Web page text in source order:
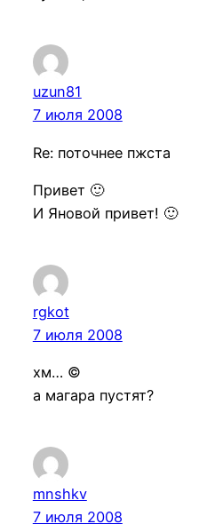
uzun81
7 июля 2008
Re: поточнее пжста
Привет 🙂
И Яновой привет! 🙂
rgkot
7 июля 2008
хм… ©
а магара пустят?
mnshkv
7 июля 2008